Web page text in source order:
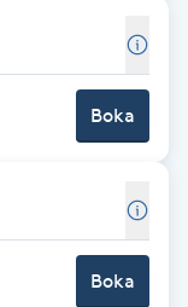
Boka
Boka